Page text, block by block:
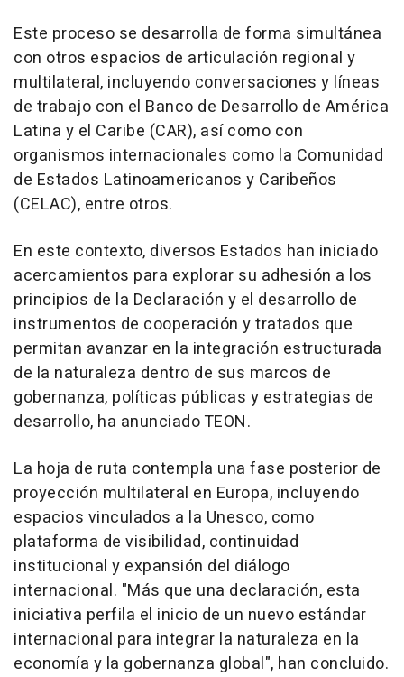
Este proceso se desarrolla de forma simultánea
con otros espacios de articulación regional y
multilateral, incluyendo conversaciones y líneas
de trabajo con el Banco de Desarrollo de América
Latina y el Caribe (CAR), así como con
organismos internacionales como la Comunidad
de Estados Latinoamericanos y Caribeños
(CELAC), entre otros.
En este contexto, diversos Estados han iniciado
acercamientos para explorar su adhesión a los
principios de la Declaración y el desarrollo de
instrumentos de cooperación y tratados que
permitan avanzar en la integración estructurada
de la naturaleza dentro de sus marcos de
gobernanza, políticas públicas y estrategias de
desarrollo, ha anunciado TEON.
La hoja de ruta contempla una fase posterior de
proyección multilateral en Europa, incluyendo
espacios vinculados a la Unesco, como
plataforma de visibilidad, continuidad
institucional y expansión del diálogo
internacional. "Más que una declaración, esta
iniciativa perfila el inicio de un nuevo estándar
internacional para integrar la naturaleza en la
economía y la gobernanza global", han concluido.